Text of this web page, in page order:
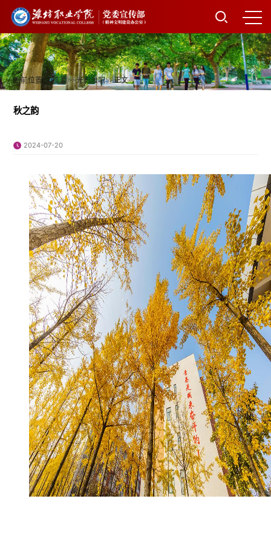
当前位置：首 页>>光影潍职>>正文
秋之韵
2024-07-20